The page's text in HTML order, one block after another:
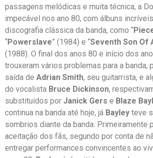
passagens melódicas e muita técnica, a
impecável nos ano 80, com álbuns
discografia clássica da banda, como “
“Powerslave” (1984) e “Seventh Son Of
(1988). O final dos anos 80 e início dos
trouxeram vários problemas para a banda,
saída de Adrian Smith, seu guitarrista, e
do vocalista Bruce Dickinson,
substituídos por Janick Gers e Blaze
continua na banda até hoje, já Bayley teve
sombrios diante da banda. Primeiramente
aceitação dos fãs, segundo por conta de
entregar performances convincentes ao